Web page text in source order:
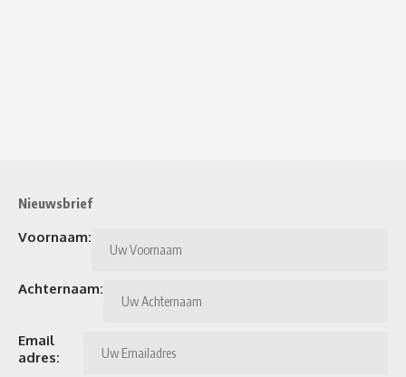
Nieuwsbrief
Voornaam:
Achternaam:
Email
adres: